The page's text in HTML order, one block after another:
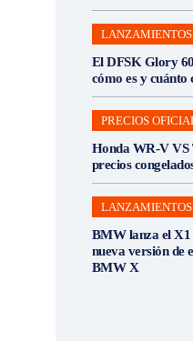
LANZAMIENTOS
El DFSK Glory
cómo es y cuánto
PRECIOS
Honda WR-V VS
precios
LANZAMIENTOS
BMW lanza el
nueva versión de
BMW X